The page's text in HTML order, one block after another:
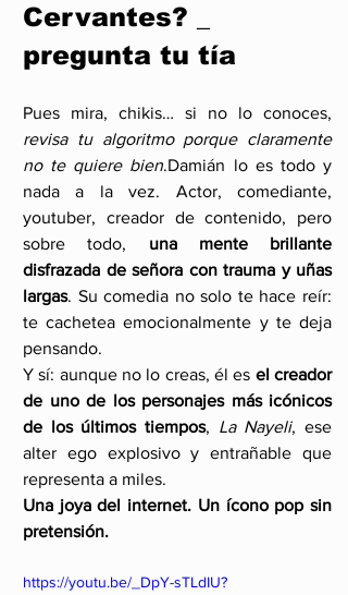
Cervantes? _
pregunta tu tía
revisa tu algoritmo porque claramente
no te quiere bien.Damián lo es todo y
nada a la vez. Actor, comediante,
youtuber, creador de contenido, pero
sobre todo, una mente brillante
disfrazada de señora con trauma y uñas
largas. Su comedia no solo te hace reír:
te cachetea emocionalmente y te deja
pensando.
Y sí: aunque no lo creas, él es el creador
de uno de los personajes más icónicos
de los últimos tiempos, La Nayeli, ese
alter ego explosivo y entrañable que
representa a miles.
Una joya del internet. Un ícono pop sin
pretensión.
https://youtu.be/_DpY-sTLdIU?